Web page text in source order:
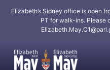
Elizabeth’s Sidney office is open
PT for walk-ins.